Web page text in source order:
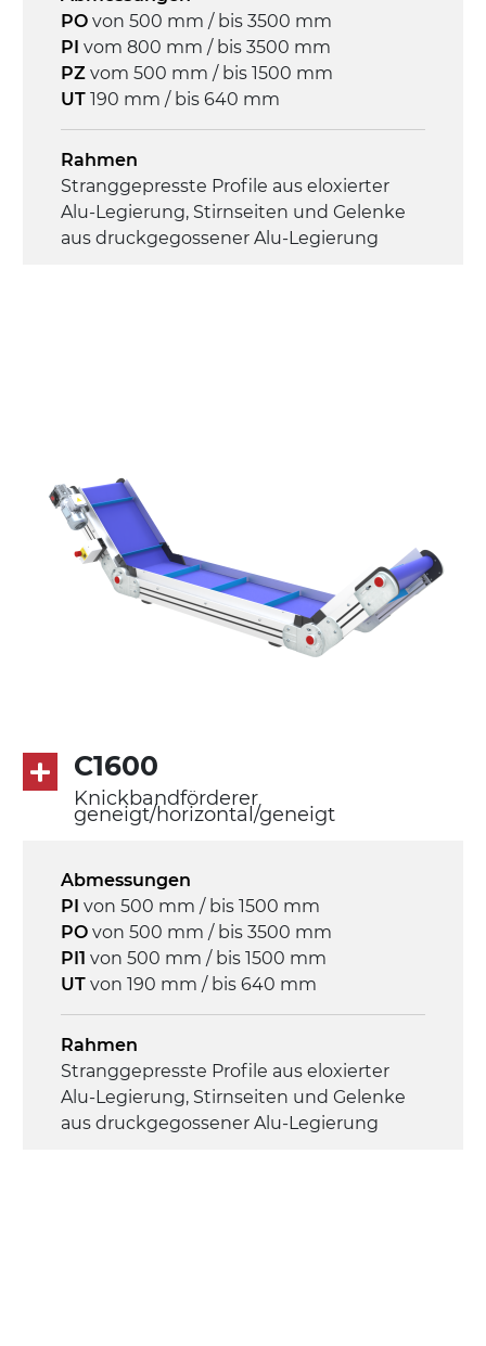
On/Off, E-Stopp, Motor-
Überlastungsschutz
PO von 500 mm / bis 3500 mm
PI vom 800 mm / bis 3500 mm
PZ vom 500 mm / bis 1500 mm
UT 190 mm / bis 640 mm
Rahmen
Stranggepresste Profile aus eloxierter
Alu-Legierung, Stirnseiten und Gelenke
aus druckgegossener Alu-Legierung
Beine aus verzinktem Metallrohr,
Schwenkräder mit/ohne Bremse (2+2)
Förderfläche
PU Oberfläche in Mattblau
230/400Vac-50Hz-3Ph
Geschwindigkeit
Steuerung
On/Off, E-Stopp, Motor-
Überlastungsschutz
C1600
Knickbandförderer
geneigt/horizontal/geneigt
Abmessungen
PI von 500 mm / bis 1500 mm
PO von 500 mm / bis 3500 mm
PI1 von 500 mm / bis 1500 mm
UT von 190 mm / bis 640 mm
Rahmen
Stranggepresste Profile aus eloxierter
Alu-Legierung, Stirnseiten und Gelenke
aus druckgegossener Alu-Legierung